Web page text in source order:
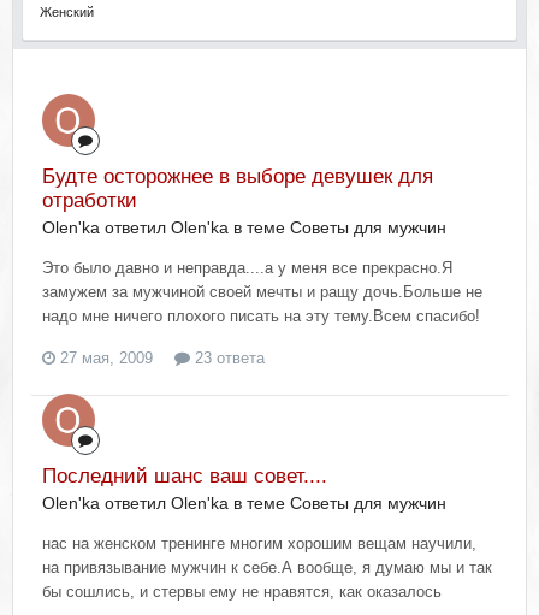
Женский
Будте осторожнее в выборе девушек для
отработки
Olen'ka ответил Olen'ka в теме Советы для мужчин
Это было давно и неправда....а у меня все прекрасно.Я
замужем за мужчиной своей мечты и ращу дочь.Больше не
надо мне ничего плохого писать на эту тему.Всем спасибо!
27 мая, 2009 23 ответа
Последний шанс ваш совет....
Olen'ka ответил Olen'ka в теме Советы для мужчин
нас на женском тренинге многим хорошим вещам научили,
на привязывание мужчин к себе.А вообще, я думаю мы и так
бы сошлись, и стервы ему не нравятся, как оказалось